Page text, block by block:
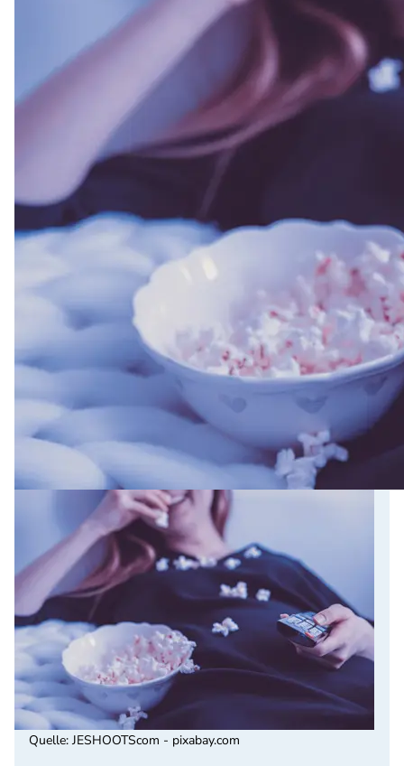
Quelle: JESHOOTScom - pixabay.com